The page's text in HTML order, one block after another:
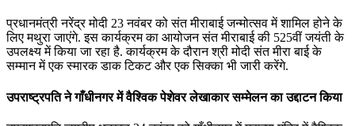
प्रधानमंत्री नरेंद्र मोदी 23 नवंबर को संत मीराबाई जन्मोत्सव में शामिल होने के
लिए मथुरा जाएंगे. इस कार्यक्रम का आयोजन संत मीराबाई की 525वीं जयंती के
उपलक्ष्य में किया जा रहा है. कार्यक्रम के दौरान श्री मोदी संत मीरा बाई के
सम्मान में एक स्मारक डाक टिकट और एक सिक्का भी जारी करेंगे.
उपराष्ट्रपति ने गाँधीनगर में वैश्विक पेशेवर लेखाकार सम्मेलन का उद्दाटन किया